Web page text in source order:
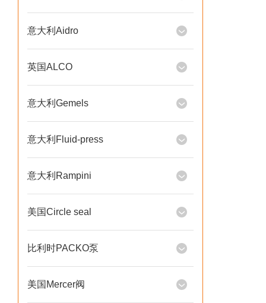
意大利Aidro
英国ALCO
意大利Gemels
意大利Fluid-press
意大利Rampini
美国Circle seal
比利时PACKO泵
美国Mercer阀